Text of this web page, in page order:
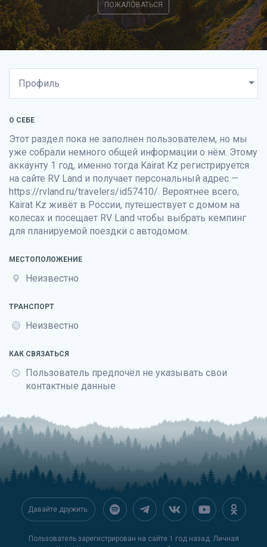
ПОЖАЛОВАТЬСЯ
О СЕБЕ
Этот раздел пока не заполнен пользователем, но мы
уже собрали немного общей информации о нём. Этому
аккаунту 1 год, именно тогда Kairat Kz регистрируется
на сайте RV Land и получает персональный адрес —
https://rvland.ru/travelers/id57410/. Вероятнее всего,
Kairat Kz живёт в России, путешествует с домом на
колесах и посещает RV Land чтобы выбрать кемпинг
для планируемой поездки с автодомом.
МЕСТОПОЛОЖЕНИЕ
Неизвестно
ТРАНСПОРТ
Неизвестно
КАК СВЯЗАТЬСЯ
Пользователь предпочёл не указывать свои
контактные данные
Давайте дружить:
Пользователь зарегистрирован на сайте 1 год назад. Личная